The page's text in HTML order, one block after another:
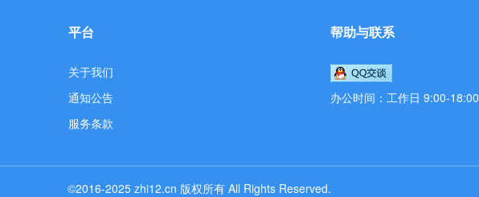
平台
关于我们
通知公告
服务条款
帮助与联系
办公时间：工作日 9:00-18:00
©2016-2025 zhi12.cn 版权所有 All Rights Reserved.